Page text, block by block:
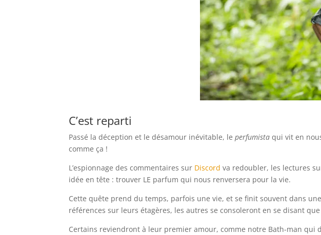
C’est reparti
Passé la déception et le désamour inévitable, le perfumista qui vit en
comme ça !
L’espionnage des commentaires sur Discord va redoubler, les lectures
idée en tête : trouver LE parfum qui nous renversera pour la vie.
Cette quête prend du temps, parfois une vie, et se finit souvent dans
références sur leurs étagères, les autres se consoleront en se disant
Certains reviendront à leur premier amour, comme notre Bath-man qui